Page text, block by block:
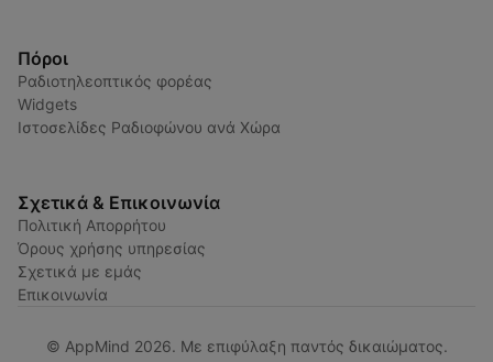
Πόροι
Ραδιοτηλεοπτικός φορέας
Widgets
Ιστοσελίδες Ραδιοφώνου ανά Χώρα
Σχετικά & Επικοινωνία
Πολιτική Απορρήτου
Όρους χρήσης υπηρεσίας
Σχετικά με εμάς
Επικοινωνία
© AppMind 2026. Με επιφύλαξη παντός δικαιώματος.